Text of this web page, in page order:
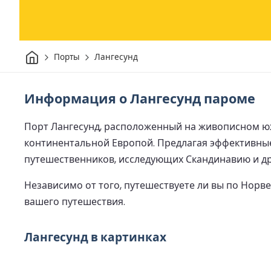
ДомПорты Лангесунд
Информация о Лангесунд пароме
Порт Лангесунд, расположенный на живописном
континентальной Европой. Предлагая
путешественников, исследующих Скандинавию и
Независимо от того, путешествуете ли вы по
вашего путешествия.
Лангесунд в картинках